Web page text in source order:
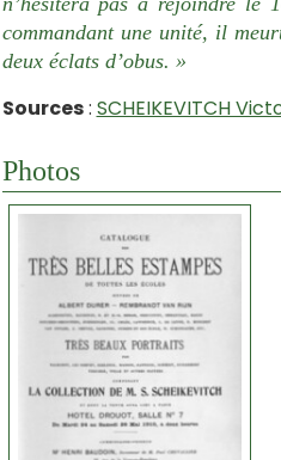
commandant une unité, il
deux éclats d’obus. »
Sources: SCHEIKEVITCH
Photos